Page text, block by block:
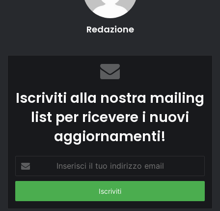
Redazione
Iscriviti alla nostra mailing
list per ricevere i nuovi
aggiornamenti!
tuo
email